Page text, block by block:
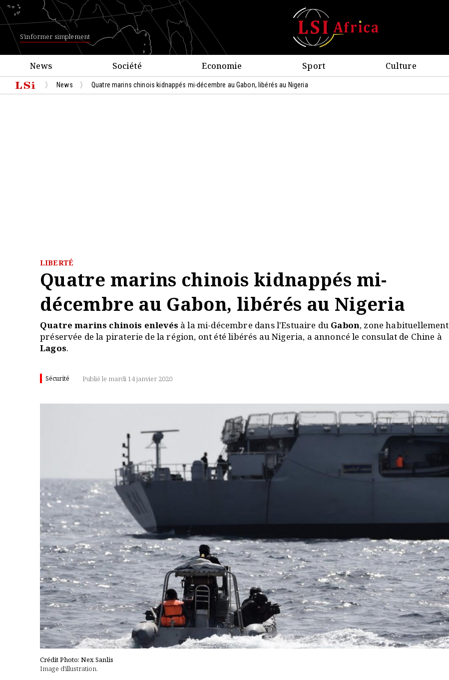
S'informer simplement
News Société Economie Sport Culture
News Quatre marins chinois kidnappés mi-décembre au Gabon, libérés au Nigeria
LIBERTÉ
Quatre marins chinois kidnappés mi-
décembre au Gabon, libérés au Nigeria
Quatre marins chinois enlevés à la mi-décembre dans l'Estuaire du Gabon, zone habituellement
préservée de la piraterie de la région, ont été libérés au Nigeria, a annoncé le consulat de Chine à
Lagos.
Sécurité Publié le mardi 14 janvier 2020
Crédit Photo: Nex Sanlis
Image d'illustration.